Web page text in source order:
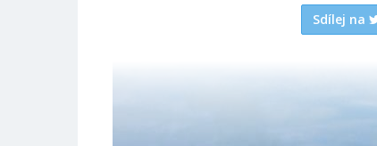
Sdílej na